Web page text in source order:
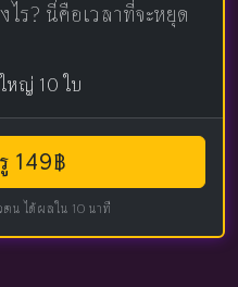
ร? นี่คือเวลาที่จะหยุด
หญ่ 10 ใบ
149฿
น ได้ผลใน 10 นาที